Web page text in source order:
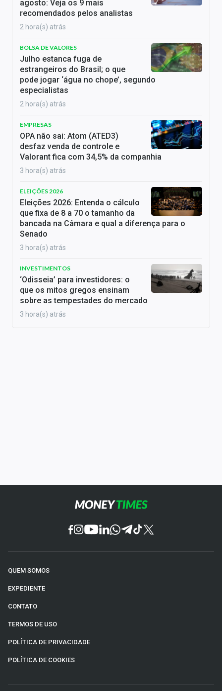
agosto: Veja os 9 mais
recomendados pelos analistas
2 hora(s) atrás
BOLSA DE VALORES
Julho estanca fuga de
estrangeiros do Brasil; o que
pode jogar ‘água no chope’, segundo
especialistas
2 hora(s) atrás
EMPRESAS
OPA não sai: Atom (ATED3)
desfaz venda de controle e
Valorant fica com 34,5% da companhia
3 hora(s) atrás
ELEIÇÕES 2026
Eleições 2026: Entenda o cálculo
que fixa de 8 a 70 o tamanho da
bancada na Câmara e qual a diferença para o
Senado
3 hora(s) atrás
INVESTIMENTOS
‘Odisseia’ para investidores: o
que os mitos gregos ensinam
sobre as tempestades do mercado
3 hora(s) atrás
QUEM SOMOS
EXPEDIENTE
CONTATO
TERMOS DE USO
POLÍTICA DE PRIVACIDADE
POLÍTICA DE COOKIES